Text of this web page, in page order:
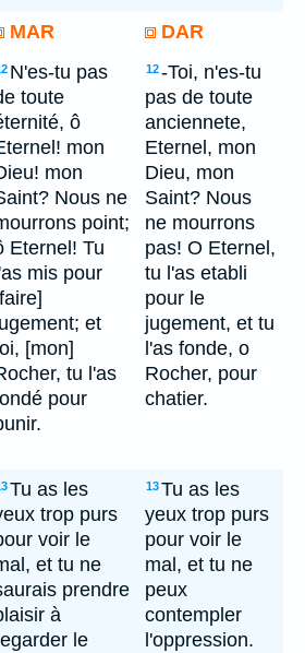
MAR DAR
N'es-tu pas
toute
ô
mon
mon
Nous ne
point;
Eternel! Tu
l'as mis pour
et
[mon]
tu l'as
pour
12-Toi, n'es-tu
pas de toute
anciennete,
Eternel, mon
Dieu, mon
Saint? Nous
ne mourrons
pas! O Eternel,
tu l'as etabli
pour le
jugement, et tu
l'as fonde, o
Rocher, pour
chatier.
Tu as les
trop purs
voir le
et tu ne
prendre
à
le
13Tu as les
yeux trop purs
pour voir le
mal, et tu ne
peux
contempler
l'oppression.